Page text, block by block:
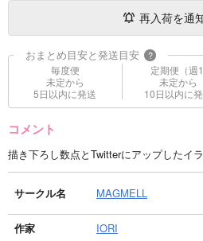
再入荷を通
おまとめ目安と発送目安 ?
毎度便
未定から
5日以内に発送
定期便（週
未定から
10日以内に
コメント
描き下ろし数点とTwitterにアップしたイ
サークル名 MAGMELL
作家
IORI